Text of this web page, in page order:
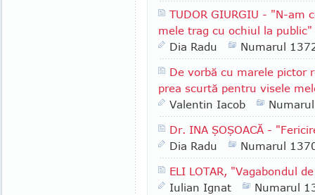
TUDOR GIURGIU - "N-am
mele trag cu ochiul la public"
Dia Radu
Numarul
De vorbă cu marele pictor
prea scurtă pentru visele
Valentin Iacob
Dr. INA ŞOŞOACĂ -
Dia Radu
Numarul
ELI LOTAR, "Vagabondul
Iulian Ignat
Numarul